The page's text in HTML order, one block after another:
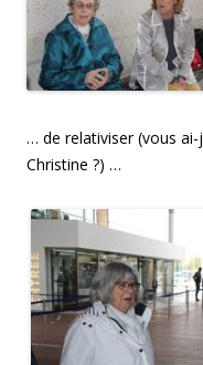
… de relativiser (vous ai-
Christine ?) …